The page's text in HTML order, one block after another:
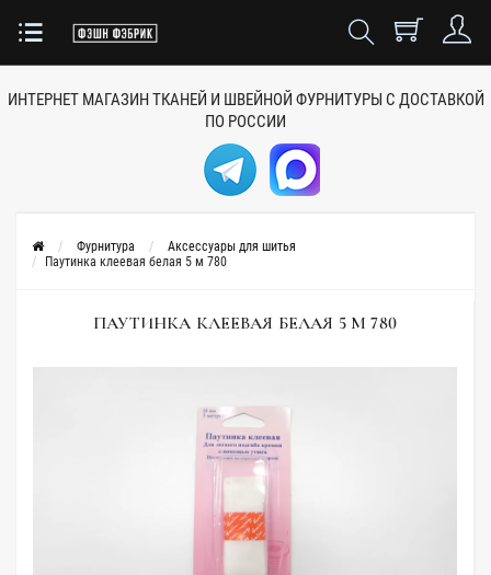
ИНТЕРНЕТ МАГАЗИН ТКАНЕЙ И ШВЕЙНОЙ ФУРНИТУРЫ С ДОСТАВКОЙ
ПО РОССИИ
Фурнитура
Аксессуары для шитья
Паутинка клеевая белая 5 м 780
ПАУТИНКА КЛЕЕВАЯ БЕЛАЯ 5 М 780